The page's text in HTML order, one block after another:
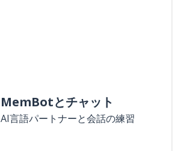
MemBotとチャット
AI言語パートナーと会話の練習